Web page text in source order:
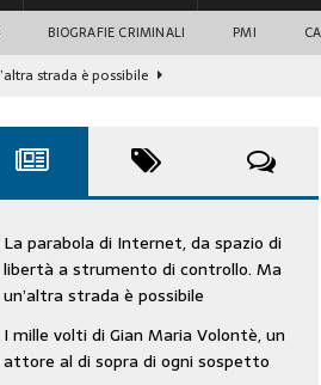
BIOGRAFIE CRIMINALI PMI
strada è possibile
CINEMA
cogliere i segnali deboli”
La parabola di Internet, da spazio di
libertà a strumento di controllo. Ma
un’altra strada è possibile
I mille volti di Gian Maria Volontè, un
attore al di sopra di ogni sospetto